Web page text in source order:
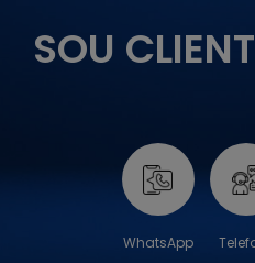
SOU
WhatsApp